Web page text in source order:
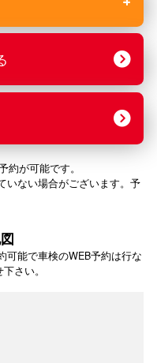
約が可能です。
いない場合がございます。予
可能で車検のWEB予約は行な
さい。